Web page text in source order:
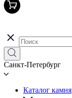
Санкт-Петербург
Каталог камня